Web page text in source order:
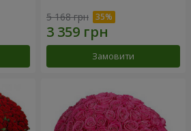
5 168 грн
Замовити